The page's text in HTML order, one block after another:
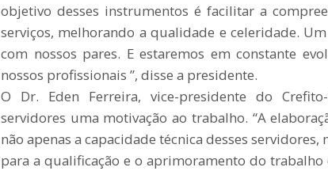
objetivo desses instrumentos é facilitar a
serviços, melhorando a qualidade e celeridade.
com nossos pares. E estaremos em constante
nossos profissionais ”, disse a presidente.
O Dr. Eden Ferreira, vice-presidente do
servidores uma motivação ao trabalho. “A
não apenas a capacidade técnica desses
para a qualificação e o aprimoramento do trabalho